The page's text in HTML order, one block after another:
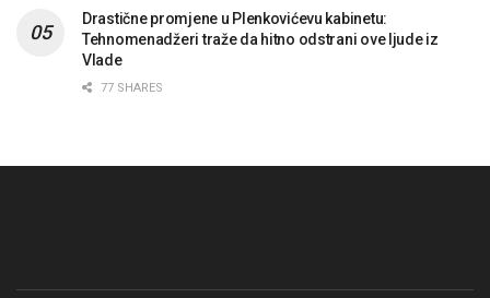
Drastične promjene u Plenkovićevu kabinetu:
Tehnomenadžeri traže da hitno odstrani ove ljude iz
Vlade
77 SHARES